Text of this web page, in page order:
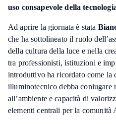
uso consapevole della
Ad aprire la giornata è stata
che ha sottolineato il ruolo
della cultura della luce e nella
tra professionisti, istituzioni e
introduttivo ha ricordato come la
illuminotecnico debba coniugare
all’ambiente e capacità di
elementi centrali per la comunità